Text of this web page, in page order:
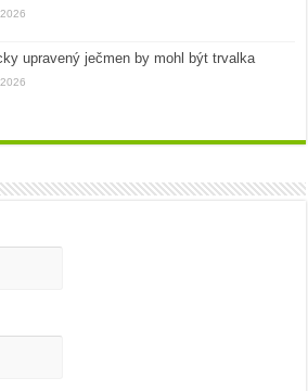
upravený ječmen by mohl být trvalka